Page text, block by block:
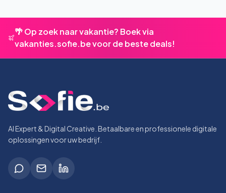
🌴 Op zoek naar vakantie? Boek via
vakanties.sofie.be voor de beste deals!
AI Expert & Digital Creative. Betaalbare en professionele digitale
oplossingen voor uw bedrijf.